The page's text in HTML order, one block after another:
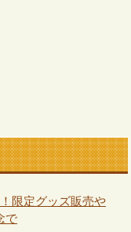
限定グッズ販売や
で